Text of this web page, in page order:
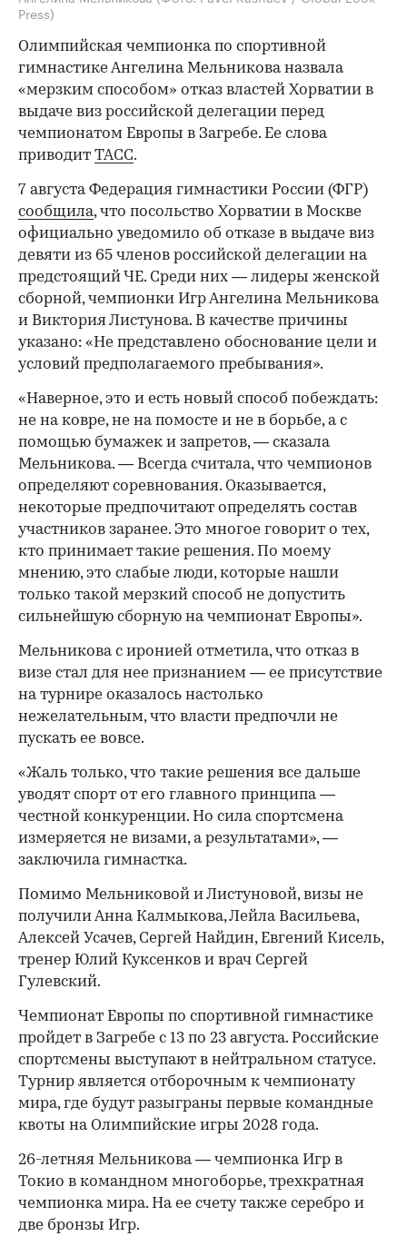
Press)
Олимпийская чемпионка по спортивной
гимнастике Ангелина Мельникова назвала
«мерзким способом» отказ властей Хорватии в
выдаче виз российской делегации перед
чемпионатом Европы в Загребе. Ее слова
приводит ТАСС.
7 августа Федерация гимнастики России (ФГР)
сообщила, что посольство Хорватии в Москве
официально уведомило об отказе в выдаче виз
девяти из 65 членов российской делегации на
предстоящий ЧЕ. Среди них — лидеры женской
сборной, чемпионки Игр Ангелина Мельникова
и Виктория Листунова. В качестве причины
указано: «Не представлено обоснование цели и
условий предполагаемого пребывания».
«Наверное, это и есть новый способ побеждать:
не на ковре, не на помосте и не в борьбе, а с
помощью бумажек и запретов, — сказала
Мельникова. — Всегда считала, что чемпионов
определяют соревнования. Оказывается,
некоторые предпочитают определять состав
участников заранее. Это многое говорит о тех,
кто принимает такие решения. По моему
мнению, это слабые люди, которые нашли
только такой мерзкий способ не допустить
сильнейшую сборную на чемпионат Европы».
Мельникова с иронией отметила, что отказ в
визе стал для нее признанием — ее присутствие
на турнире оказалось настолько
нежелательным, что власти предпочли не
пускать ее вовсе.
«Жаль только, что такие решения все дальше
уводят спорт от его главного принципа —
честной конкуренции. Но сила спортсмена
измеряется не визами, а результатами», —
заключила гимнастка.
Помимо Мельниковой и Листуновой, визы не
получили Анна Калмыкова, Лейла Васильева,
Алексей Усачев, Сергей Найдин, Евгений Кисель,
тренер Юлий Куксенков и врач Сергей
Гулевский.
Чемпионат Европы по спортивной гимнастике
пройдет в Загребе с 13 по 23 августа. Российские
спортсмены выступают в нейтральном статусе.
Турнир является отборочным к чемпионату
мира, где будут разыграны первые командные
квоты на Олимпийские игры 2028 года.
26-летняя Мельникова — чемпионка Игр в
Токио в командном многоборье, трехкратная
чемпионка мира. На ее счету также серебро и
две бронзы Игр.